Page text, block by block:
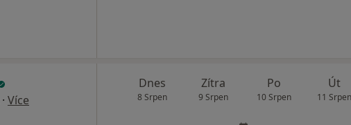
· Více
Dnes
8 Srpen
Zítra
9 Srpen
Po
10 Srpen
Út
11